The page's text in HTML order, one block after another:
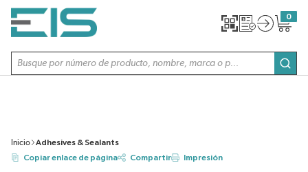
SALTAR AL CONTENIDO PRINCIPAL
Búsqueda de sitio
0
{0}
Inicio
Adhesives & Sealants
Copiar enlace de página
Compartir Impresión